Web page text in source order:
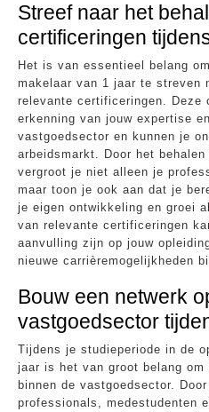
Streef naar het
certificeringen
Het is van essentieel belang
makelaar van 1 jaar te streven
relevante certificeringen. Deze
erkenning van jouw expertise
vastgoedsector en kunnen je
arbeidsmarkt. Door het
vergroot je niet alleen je
maar toon je ook aan dat je
je eigen ontwikkeling en groei
van relevante certificeringen
aanvulling zijn op jouw
nieuwe carrièremogelijkheden
Bouw een netwerk
vastgoedsector
Tijdens je studieperiode in de
jaar is het van groot belang om
binnen de vastgoedsector.
professionals, medestudenten